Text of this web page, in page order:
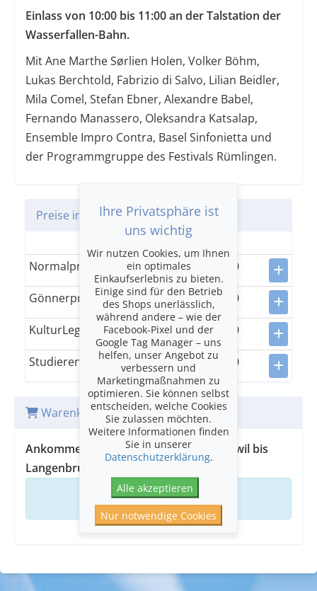
Einlass von 10:00 bis 11:00 an der Talstation der
Wasserfallen-Bahn.
Mit Ane Marthe Sørlien Holen, Volker Böhm,
Lukas Berchtold, Fabrizio di Salvo, Lilian Beidler,
Mila Comel, Stefan Ebner, Alexandre Babel,
Fernando Manassero, Oleksandra Katsalap,
Ensemble Impro Contra, Basel Sinfonietta und
der Programmgruppe des Festivals Rümlingen.
Preise in CHF
Einheitskategorie
Normalpreis
40.00
Gönnerpreis 50.00
KulturLegi 25.00
Studierende 20.00
Warenkorb
Ankommen - Klangwelten von Reigoldswil bis
Langenbruck
Ihr Warenkorb ist leer
Ihre Privatsphäre ist
uns wichtig
Wir nutzen Cookies, um Ihnen
ein optimales
Einkaufserlebnis zu bieten.
Einige sind für den Betrieb
des Shops unerlässlich,
während andere – wie der
Facebook-Pixel und der
Google Tag Manager – uns
helfen, unser Angebot zu
verbessern und
Marketingmaßnahmen zu
optimieren. Sie können selbst
entscheiden, welche Cookies
Sie zulassen möchten.
Weitere Informationen finden
Sie in unserer
Datenschutzerklärung.
Alle akzeptieren
Nur notwendige Cookies